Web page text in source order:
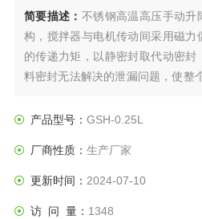
简要描述： 不锈钢高温高压手动升
构，搅拌器与电机传动间采用磁力
的传递力矩，以静密封取代动密
料密封无法解决的泄漏问题，使整
产品型号： GSH-0.25L
厂商性质： 生产厂家
更新时间： 2024-07-10
访 问 量： 1348